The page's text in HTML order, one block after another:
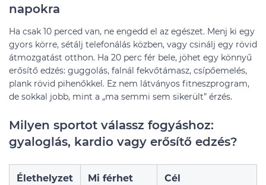
napokra
Ha csak 10 perced van, ne engedd el az egészet. Menj ki egy
gyors körre, sétálj telefonálás közben, vagy csinálj egy rövid
átmozgatást otthon. Ha 20 perc fér bele, jöhet egy könnyű
erősítő edzés: guggolás, falnál fekvőtámasz, csípőemelés,
plank rövid pihenőkkel. Ez nem látványos fitneszprogram,
de sokkal jobb, mint a „ma semmi sem sikerült” érzés.
Milyen sportot válassz fogyáshoz:
gyaloglás, kardio vagy erősítő edzés?
Élethelyzet
Mi férhet
Cél